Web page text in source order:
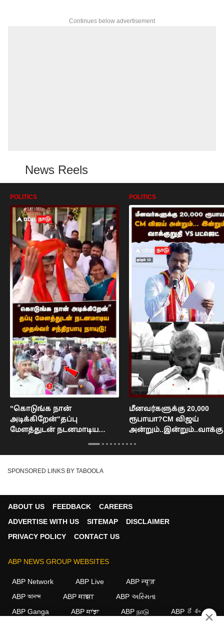
Continues below advertisement
News Reels
POLITICS
"கொடுங்க நான்
அடிக்கிறேன்”தப்பு
மேளத்துடன் நடனமாடிய
POLITICS
மீனவர்களுக்கு 20,000
ரூபாயா?CM விஜய்
SPONSORED LINKS BY TABOOLA
ABOUT US FEEDBACK
CAREERS
ADVERTISE WITH US
SITEMAP
DISCLAIMER
PRIVACY POLICY
CONTACT US
ABP NEWS GROUP WEBSITES
ABP Network ABP Live
ABP न्यूज़
ABP আনন্দ
ABP माझा
ABP અસ્મિતા
ABP Ganga
ABP ਸਾਂਝਾ ABP நாடு ABP దేశం ×